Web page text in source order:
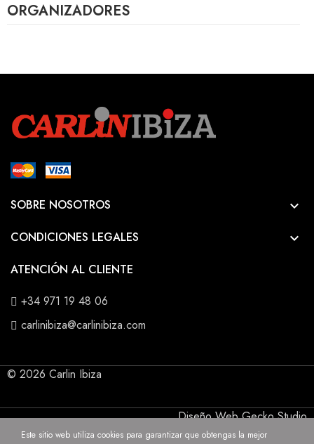
ORGANIZADORES
SOBRE NOSOTROS 
CONDICIONES LEGALES 
ATENCIÓN AL CLIENTE
+34 971 19 48 06
carlinibiza@carlinibiza.com
© 2026 Carlin Ibiza
Diseño Web Gecko Studio
Este sitio web utiliza cookies para garantizar que obtengas la mejor